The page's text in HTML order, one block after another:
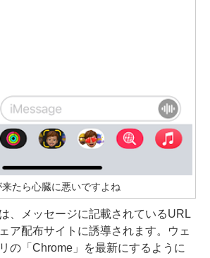
たら心臓に悪いですよね
、メッセージに記載されているURL
ア配布サイトに誘導されます。ウェ
の「Chrome」を最新にするように